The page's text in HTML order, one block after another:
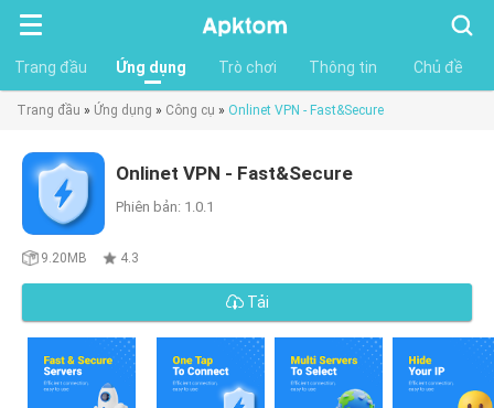
Tìm
kiếm
Trang đầu
Ứng dụng Trò chơi Thông tin Chủ đề
Trang đầu » Ứng dụng » Công cụ » Onlinet VPN - Fast&Secure
Onlinet VPN - Fast&Secure
Phiên bản: 1.0.1
9.20MB 4.3
Tải